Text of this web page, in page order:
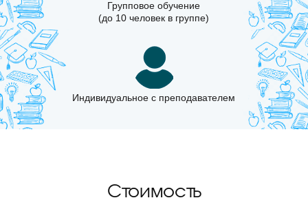
Групповое обучение
(до 10 человек в группе)
Индивидуальное с преподавателем
Стоимость